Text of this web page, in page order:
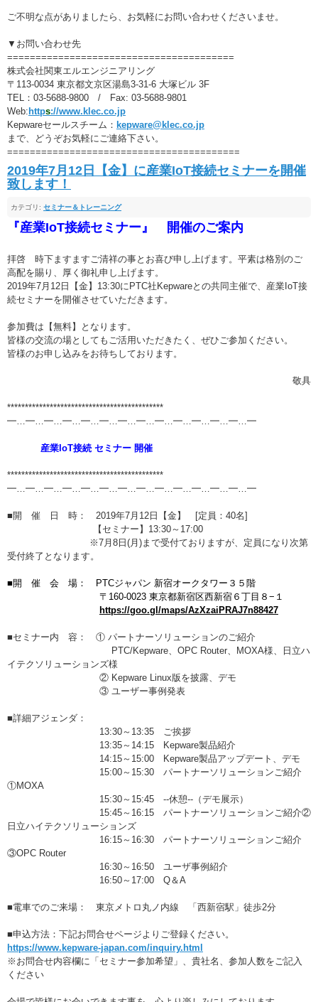
ご不明な点がありましたら、お気軽にお問い合わせくださいませ。
▼お問い合わせ先
========================================
株式会社関東エルエンジニアリング
〒113-0034 東京都文京区湯島3-31-6 大塚ビル 3F
TEL：03-5688-9800 / Fax: 03-5688-9801
Web: https://www.klec.co.jp
Kepwareセールスチーム： kepware@klec.co.jp
まで、どうぞお気軽にご連絡下さい。
=========================================
2019年7月12日【金】に産業IoT接続セミナーを開催
致します！
カテゴリ: セミナー＆トレーニング
『産業IoT接続セミナー』 開催のご案内
拝啓 時下ますますご清祥の事とお喜び申し上げます。平素は格別のご
高配を賜り、厚く御礼申し上げます。
2019年7月12日【金】13:30にPTC社Kepwareとの共同主催で、産業IoT接
続セミナーを開催させていただきます。
参加費は【無料】となります。
皆様の交流の場としてもご活用いただきたく、ぜひご参加ください。
皆様のお申し込みをお待ちしております。
敬具
********************************************
━…━…━…━…━…━…━…━…━…━…━…━…━…━
産業IoT接続 セミナー 開催
********************************************
━…━…━…━…━…━…━…━…━…━…━…━…━…━
■開 催 日 時： 2019年7月12日【金】 [定員：40名]
【セミナー】13:30～17:00
※7月8日(月 )まで受付ておりますが、定員になり次第
受付終了となります。
■開 催 会 場： PTCジャパン 新宿オークタワー３５階
〒160-0023 東京都新宿区西新宿６丁目８−１
https://goo.gl/maps/AzXzaiPRAJ7n88427
■セミナー内 容： ① パートナーソリューションのご紹介
PTC/Kepware、OPC Router、MOXA様、日立ハ
イテクソリューションズ様
② Kepware Linux版を披露、デモ
③ ユーザー事例発表
■詳細アジェンダ：
13:30～13:35 ご挨拶
13:35～14:15 Kepware製品紹介
14:15～15:00 Kepware製品アップデート、デモ
15:00～15:30 パートナーソリューションご紹介
①MOXA
15:30～15:45 --休憩--（デモ展示）
15:45～16:15 パートナーソリューションご紹介②
日立ハイテクソリューションズ
16:15～16:30 パートナーソリューションご紹介
③OPC Router
16:30～16:50 ユーザ事例紹介
16:50～17:00 Q＆A
■電車でのご来場： 東京メトロ丸ノ内線 「西新宿駅」徒歩2分
■申込方法：下記お問合せページよりご登録ください。
https://www.kepware-japan.com/inquiry.html
※お問合せ内容欄に「セミナー参加希望」、貴社名、参加人数をご記入
ください